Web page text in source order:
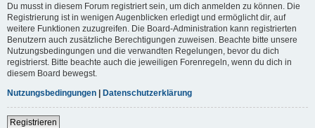
Du musst in diesem Forum registriert sein, um dich anmelden zu können. Die
Registrierung ist in wenigen Augenblicken erledigt und ermöglicht dir, auf
weitere Funktionen zuzugreifen. Die Board-Administration kann registrierten
Benutzern auch zusätzliche Berechtigungen zuweisen. Beachte bitte unsere
Nutzungsbedingungen und die verwandten Regelungen, bevor du dich
registrierst. Bitte beachte auch die jeweiligen Forenregeln, wenn du dich in
diesem Board bewegst.
Nutzungsbedingungen | Datenschutzerklärung
Registrieren